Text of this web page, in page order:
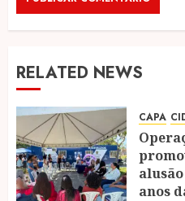
RELATED NEWS
CAPA
anos